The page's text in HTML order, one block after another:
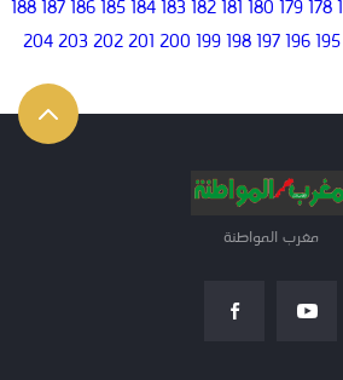
178
179
180
181
182
183
184
185
186
187
188
195
196
197
198
199
200
201
202
203
204
مغرب المواطنة